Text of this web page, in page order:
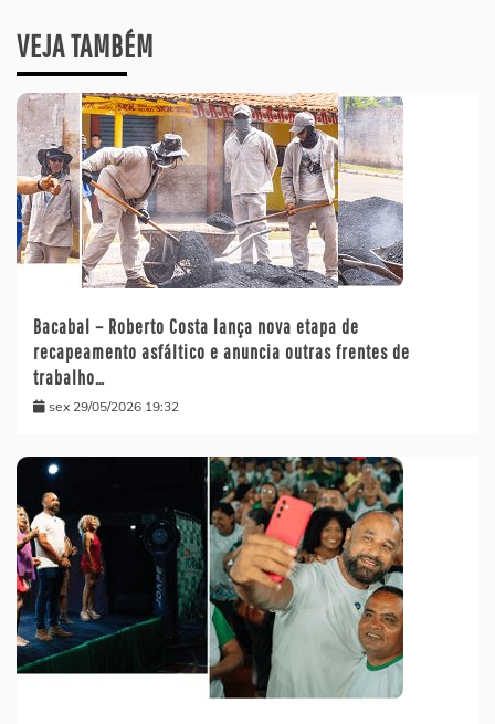
VEJA TAMBÉM
Bacabal – Roberto Costa lança nova etapa de
recapeamento asfáltico e anuncia outras frentes de
trabalho…
sex 29/05/2026 19:32